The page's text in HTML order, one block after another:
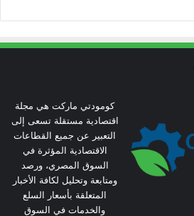
كومودتي ماركت هي مجلة
اقتصادية مستقلة تسعى إلى
التعبير عن جميع القطاعات
الاقتصادية المؤثرة في
السوق المصري، ورصد
ومتابعة وتحليل لكافة الأخبار
المتعلقة بأسعار السلع
والخدمات في السوق